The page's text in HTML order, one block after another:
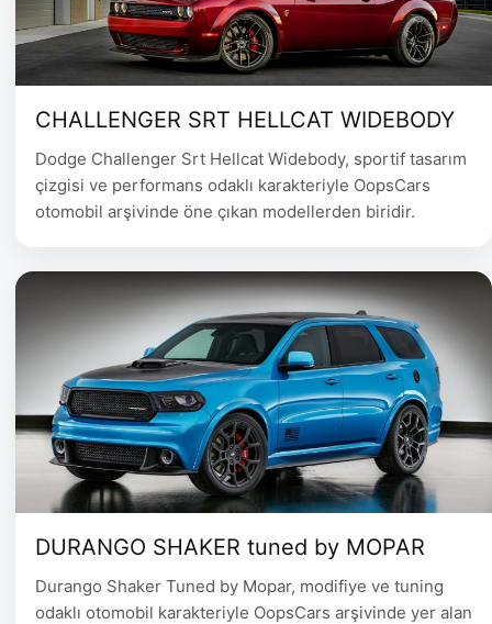
CHALLENGER SRT HELLCAT WIDEBODY
Dodge Challenger Srt Hellcat Widebody, sportif tasarım
çizgisi ve performans odaklı karakteriyle OopsCars
otomobil arşivinde öne çıkan modellerden biridir.
DURANGO SHAKER tuned by MOPAR
Durango Shaker Tuned by Mopar, modifiye ve tuning
odaklı otomobil karakteriyle OopsCars arşivinde yer alan